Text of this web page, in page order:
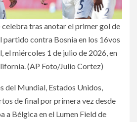
celebra tras anotar el primer gol de
partido contra Bosnia en los 16vos
el miércoles 1 de julio de 2026, en
(AP Foto/Julio Cortez)
del Mundial, Estados Unidos,
de final por primera vez desde
a Bélgica en el Lumen Field de